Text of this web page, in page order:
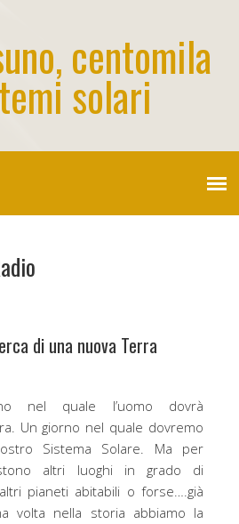
centomila
solari
di una nuova Terra
nel quale l’uomo dovrà
Un giorno nel quale dovremo
Sistema Solare. Ma per
altri luoghi in grado di
pianeti abitabili o forse….già
volta nella storia abbiamo la